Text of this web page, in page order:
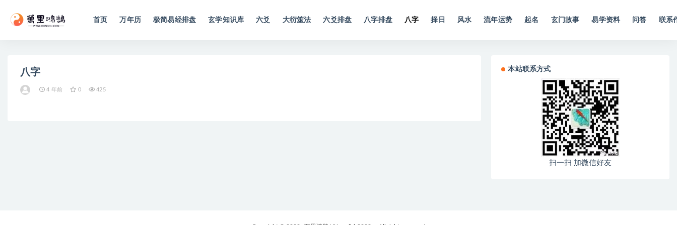
首页 万年历 极简易经排盘 玄学知识库 六爻 大衍筮法 六爻排盘 八字排盘 八字 择日 风水 流年运势 起名 玄门故事 易学资料 问答 联系
八字
4 年前 0 425
本站联系方式
扫一扫 加微信好友